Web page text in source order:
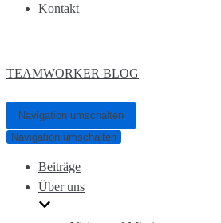
Kontakt
TEAMWORKER BLOG
Navigation umschalten
Navigation umschalten
Beiträge
Über uns